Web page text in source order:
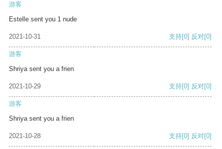
游客
Estelle sent you 1 nude
2021-10-31 支持[0] 反对[0]
游客
Shriya sent you a frien
2021-10-29 支持[0] 反对[0]
游客
Shriya sent you a frien
2021-10-28 支持[0] 反对[0]